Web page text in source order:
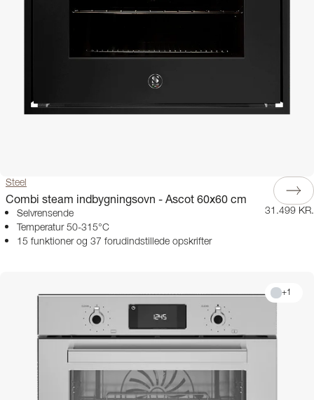
Steel
Combi steam indbygningsovn - Ascot 60x60 cm
Selvrensende
Temperatur 50-315°C
15 funktioner og 37 forudindstillede opskrifter
31.499 KR.
+1